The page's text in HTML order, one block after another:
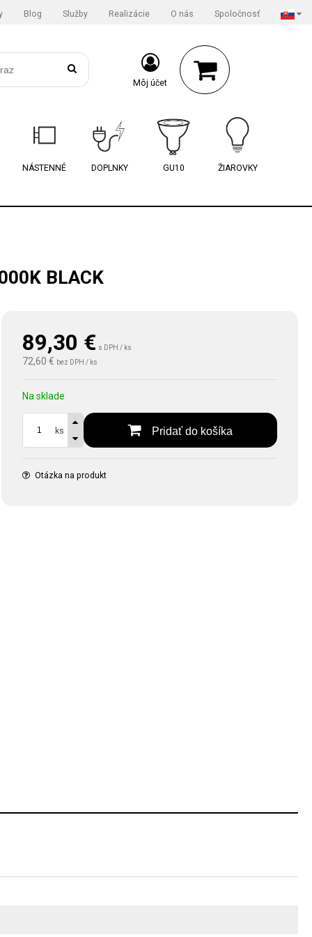
Blog Služby Realizácie O nás Spoločnosť
Môj účet
NÁSTENNÉ DOPLNKY GU10 ŽIAROVKY
BLACK
89,30 € s DPH / ks
72,60 € bez DPH / ks
Na sklade
ks Pridať do košíka
Otázka na produkt